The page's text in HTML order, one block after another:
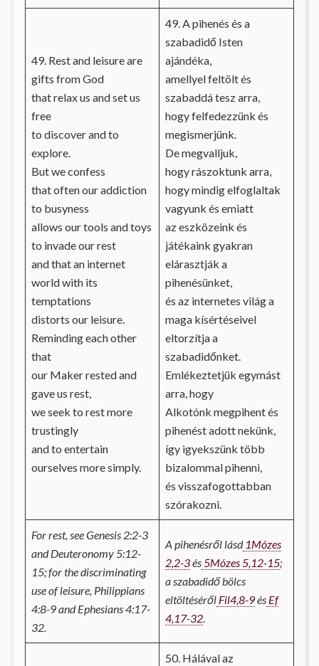
49. Rest and leisure are
gifts from God
that relax us and set us
free
to discover and to
explore.
But we confess
that often our addiction
to busyness
allows our tools and toys
to invade our rest
and that an internet
world with its
temptations
distorts our leisure.
Reminding each other
that
our Maker rested and
gave us rest,
we seek to rest more
trustingly
and to entertain
ourselves more simply.
49. A pihenés és a
szabadidő Isten
ajándéka,
amellyel feltölt és
szabaddá tesz arra,
hogy felfedezzünk és
megismerjünk.
De megvalljuk,
hogy rászoktunk arra,
hogy mindig elfoglaltak
vagyunk és emiatt
az eszközeink és
játékaink gyakran
elárasztják a
pihenésünket,
és az internetes világ a
maga kísértéseivel
eltorzítja a
szabadidőnket.
Emlékeztetjük egymást
arra, hogy
Alkotónk megpihent és
pihenést adott nekünk,
így igyekszünk több
bizalommal pihenni,
és visszafogottabban
szórakozni.
For rest, see Genesis 2:2-3
and Deuteronomy 5:12-
15; for the discriminating
use of leisure, Philippians
4:8-9 and Ephesians 4:17-
32.
A pihenésről lásd1Mózes
2,2-3és5Mózes 5,12-15;
a szabadidő bölcs
eltöltésérőlFil4,8-9ésEf
4,17-32.
50. Hálával az